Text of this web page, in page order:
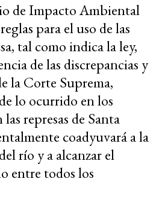
de Impacto Ambiental
para el uso de las
tal como indica la ley,
de las discrepancias y
la Corte Suprema,
lo ocurrido en los
represas de Santa
coadyuvará a la
río y a alcanzar el
entre todos los